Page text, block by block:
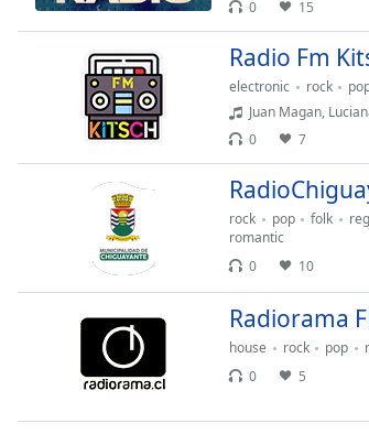
subtitles
selected
0
15
Radio Fm
electronic rock
Juan Magan,
0
7
rock pop folk
romantic
0
10
Radiorama
house rock pop
0
5